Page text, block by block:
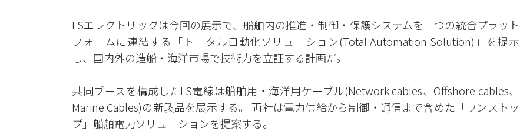
LSエレクトリックは今回の展示で、船舶内の推進・制御・保護システムを一つの統合プラット
フォームに連結する「トータル自動化ソリューション(Total Automation Solution)」を提示
し、国内外の造船・海洋市場で技術力を立証する計画だ。
共同ブースを構成したLS電線は船舶用・海洋用ケーブル(Network cables、Offshore cables、
Marine Cables)の新製品を展示する。 両社は電力供給から制御・通信まで含めた「ワンストッ
プ」船舶電力ソリューションを提案する。